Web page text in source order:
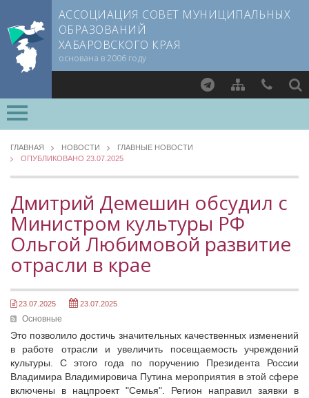
АССОЦИАЦИЯ СОВЕТ МУНИЦИПАЛЬНЫХ
ОБРАЗОВАНИЙ
ХАБАРОВСКОГО КРАЯ
основана в 2006 году
ОСНОВНЫЕ
Изменения в законодательстве о местном самоуправлении
НОВОСТИ ВАРМСУ
НОВОСТИ ТОС
ЗАСЕДАНИЯ СЪЕЗДОВ, ПРАВЛЕНИЙ, КОМИТЕТОВ
НОВОСТИ ЮРИДИЧЕСКОГО СОВЕТА
ПОЗДРАВЛЕНИЯ
О СОВЕТЕ
Документы CMO
Устав
Учредительный договор
Члены СМО
Учредители
Съезд Совета
Председатель Совета
Ревизионная комиссия
Палаты Совета
Комитеты Совета
Правление Совета
ГЛАВНАЯ НОВОСТИ
ГЛАВНЫЕ НОВОСТИ
ОПУБЛИКОВАНО 23.07.2025
Дмитрий Демешин обсудил с
Министром культуры РФ
Ольгой Любимовой развитие
отрасли в крае
23.07.2025 23.07.2025
Основные
Это позволило достичь значительных качественных изменений
в работе отрасли и увеличить посещаемость учреждений
культуры. С этого года по поручению Президента России
Владимира Владимировича Путина мероприятия в этой сфере
включены в нацпроект "Семья". Регион направил заявки в